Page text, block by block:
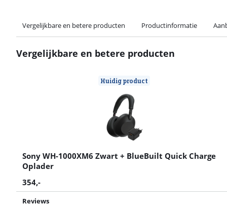
Vergelijkbare en betere producten Productinformatie
Vergelijkbare en betere producten
Huidig product
Sony WH-1000XM6 Zwart + BlueBuilt Quick Charge
Oplader
354,-
Reviews